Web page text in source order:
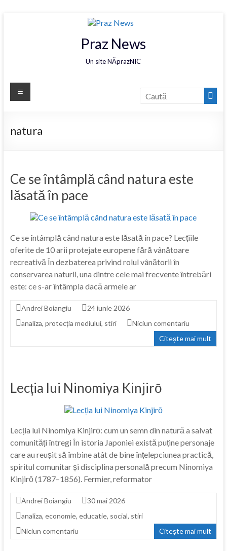
Praz News
Un site NĂprazNIC
natura
Ce se întâmplă când natura este
lăsată în pace
Ce se întâmplă când natura este lăsată în pace? Lecțiile
oferite de 10 arii protejate europene fără vânătoare
recreativă În dezbaterea privind rolul vânătorii în
conservarea naturii, una dintre cele mai frecvente întrebări
este: ce s-ar întâmpla dacă armele ar
Andrei Boiangiu
24 iunie 2026
analiza, protecția mediului, stiri
Niciun comentariu
Citește mai mult
Lecția lui Ninomiya Kinjirō
Lecția lui Ninomiya Kinjirō: cum un semn din natură a salvat
comunități întregi În istoria Japoniei există puține personaje
care au reușit să îmbine atât de bine înțelepciunea practică,
spiritul comunitar și disciplina personală precum Ninomiya
Kinjirō (1787–1856). Fermier, reformator
Andrei Boiangiu
30 mai 2026
analiza, economie, educatie, social, stiri
Niciun comentariu
Citește mai mult